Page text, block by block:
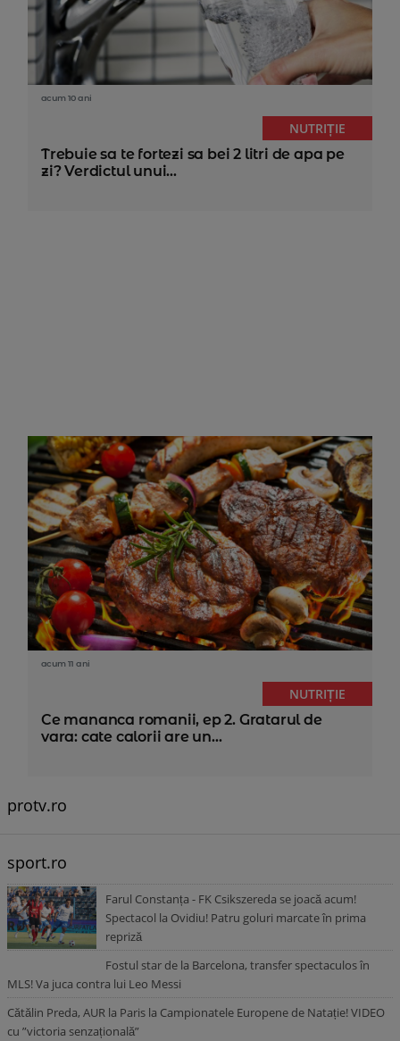
acum 10 ani
NUTRIȚIE
Trebuie sa te fortezi sa bei 2 litri de apa pe
zi? Verdictul unui...
acum 11 ani
NUTRIȚIE
Ce mananca romanii, ep 2. Gratarul de
vara: cate calorii are un...
protv.ro
sport.ro
Farul Constanța - FK Csikszereda se joacă acum!
Spectacol la Ovidiu! Patru goluri marcate în prima
repriză
Fostul star de la Barcelona, transfer spectaculos în
MLS! Va juca contra lui Leo Messi
Cătălin Preda, AUR la Paris la Campionatele Europene de Natație! VIDEO
cu ”victoria senzațională”